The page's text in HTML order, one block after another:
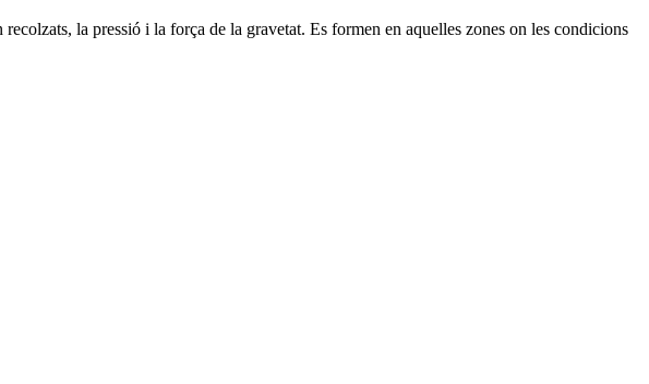
la pressió i la força de la gravetat. Es formen en aquelles zones on les condicions